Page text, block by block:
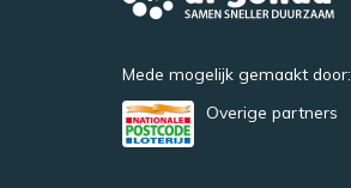
Mede mogelijk gemaakt door:
Overige partners